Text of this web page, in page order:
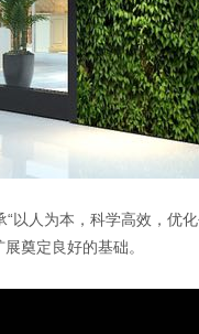
以人为本，科学高效，优
奠定良好的基础。